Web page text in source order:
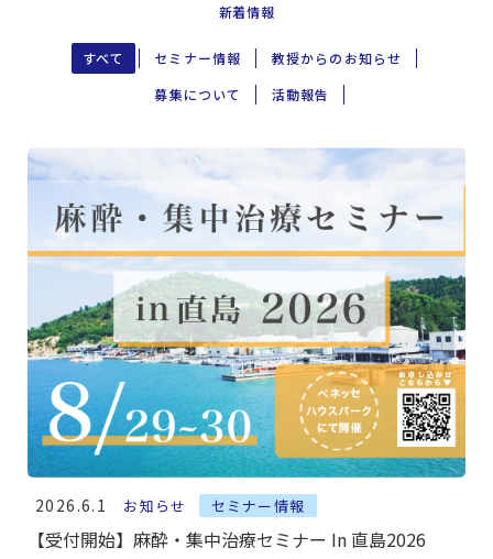
新着情報
すべて
2026.6.1 お知らせ セミナー情報
【受付開始】麻酔・集中治療セミナー In 直島2026
セミナー情報
教授からのお知らせ
募集について
活動報告